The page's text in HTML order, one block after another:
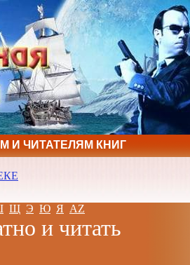
И ЧИТАТЕЛЯМ КНИГ
Щ Э Ю Я AZ
и читать